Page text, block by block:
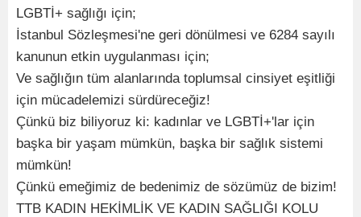
LGBTİ+ sağlığı için;
İstanbul Sözleşmesi'ne geri dönülmesi ve 6284 sayılı
kanunun etkin uygulanması için;
Ve sağlığın tüm alanlarında toplumsal cinsiyet eşitliği
için mücadelemizi sürdüreceğiz!
Çünkü biz biliyoruz ki: kadınlar ve LGBTİ+'lar için
başka bir yaşam mümkün, başka bir sağlık sistemi
mümkün!
Çünkü emeğimiz de bedenimiz de sözümüz de bizim!
TTB KADIN HEKİMLİK VE KADIN SAĞLIĞI KOLU